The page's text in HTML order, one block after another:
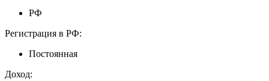
РФ
Регистрация в РФ:
Постоянная
Доход: